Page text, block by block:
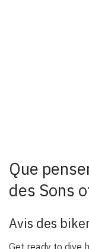
Que
des Sons
Avis des
Get ready to dive